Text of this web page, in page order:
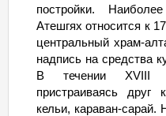
постройки.
Атешгях относится к
центральный храм-
надпись на средства
В течении XVIII
пристраиваясь друг
кельи, караван-сарай.